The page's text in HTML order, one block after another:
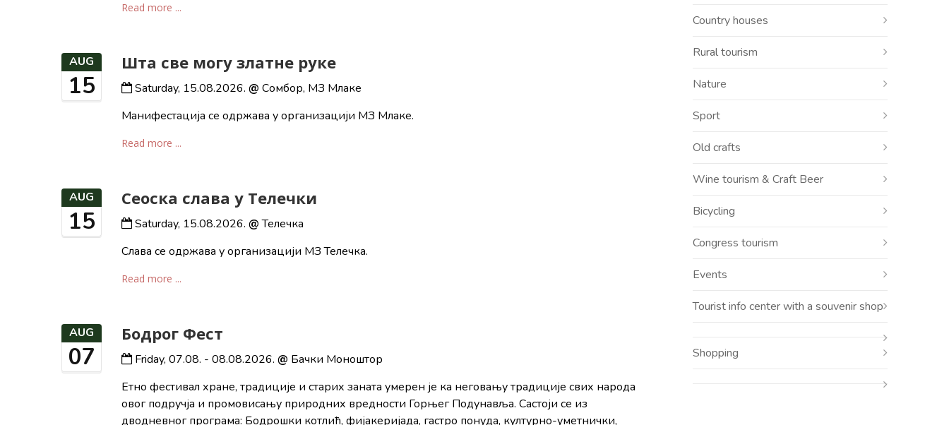
Read more ...
AUG
15
Шта све могу златне руке
Saturday, 15.08.2026. @ Сомбор, МЗ Млаке
Манифестација се одржава у организацији МЗ Млаке.
Read more ...
AUG
15
Сеоска слава у Телечки
Saturday, 15.08.2026. @Телечка
Слава се одржава у организацији МЗ Телечка.
Read more ...
AUG
07
Бодрог Фест
Friday, 07.08. - 08.08.2026. @ Бачки Моноштор
Етно фестивал хране, традиције и старих заната умерен је ка неговању традиције свих народа
овог подручја и промовисању природних вредности Горњег Подунавља. Састоји се из
дводневног програма: Бодрошки котлић, фијакеријада, гастро понуда, културно-уметнички,
Country houses
Rural tourism
Nature
Sport
Old crafts
Wine tourism & Craft Beer
Bicycling
Congress tourism
Events
Tourist info center with a souvenir shop
Shopping